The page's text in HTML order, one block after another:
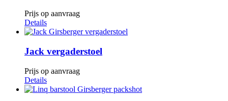
Prijs op aanvraag
Details
Jack vergaderstoel
Prijs op aanvraag
Details